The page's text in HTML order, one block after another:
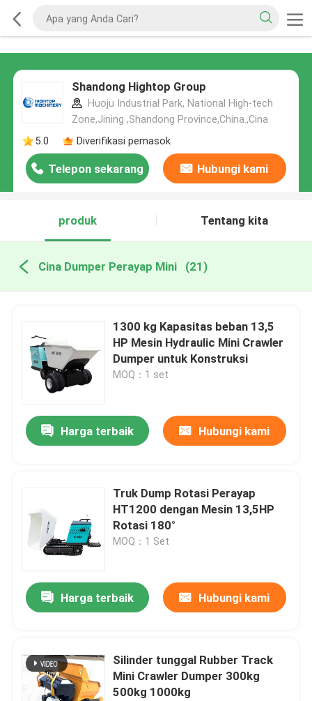
Shandong Hightop Group
Huoju Industrial Park, National High-tech
Zone,Jining ,Shandong Province,China.,Cina
5.0
Diverifikasi pemasok
Telepon sekarang Hubungi kami
produk Tentang kita
Cina Dumper Perayap Mini (21)
1300 kg Kapasitas beban 13,5
HP Mesin Hydraulic Mini Crawler
Dumper untuk Konstruksi
MOQ：1 set
Harga terbaik Hubungi kami
Truk Dump Rotasi Perayap
HT1200 dengan Mesin 13,5HP
Rotasi 180°
MOQ：1 Set
Harga terbaik Hubungi kami
Silinder tunggal Rubber Track
Mini Crawler Dumper 300kg
500kg 1000kg